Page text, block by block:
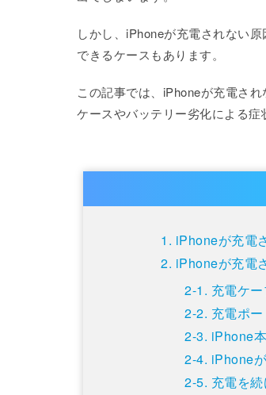
しかし、iPhoneが充電されない
できるケースもあります。
この記事では、iPhoneが充電さ
ケースやバッテリー劣化による症
iPhoneが充電
iPhoneが充電
充電ケ
充電ポ
iPhone
iPhone
充電を